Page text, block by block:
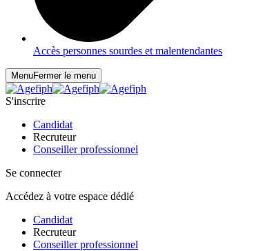
Accès personnes sourdes et malentendantes
MenuFermer le menu
S'inscrire
Candidat
Recruteur
Conseiller professionnel
Se connecter
Accédez à votre espace dédié
Candidat
Recruteur
Conseiller professionnel